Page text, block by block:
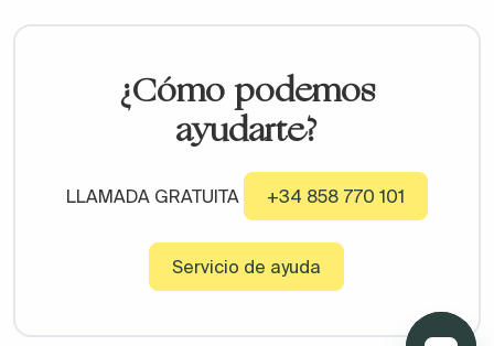
¿Cómo podemos
ayudarte?
LLAMADA GRATUITA +34 858 770 101
Servicio de ayuda